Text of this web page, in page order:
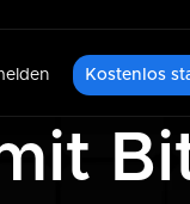
Kostenlos